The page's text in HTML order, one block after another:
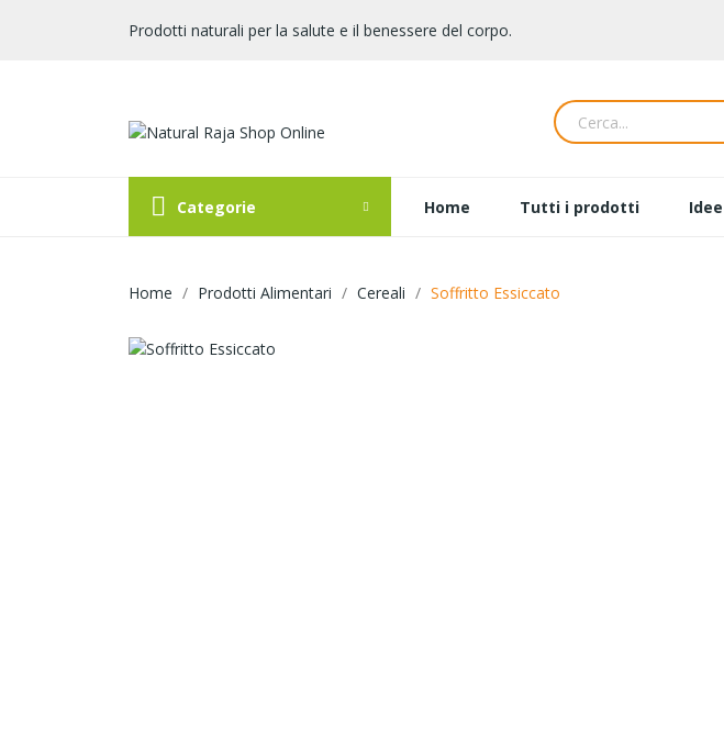
Prodotti naturali per la salute e il benessere del corpo.
Categorie Home Tutti i prodotti
Home Prodotti Alimentari Cereali Soffritto Essiccato